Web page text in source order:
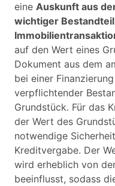
eine Auskunft aus
wichtiger Bestandteil
auf den Wert eines
Dokument aus dem
bei einer
verpflichtender
Grundstück. Für das
der Wert des
notwendige
Kreditvergabe. Der
wird erheblich von
beeinflusst, sodass